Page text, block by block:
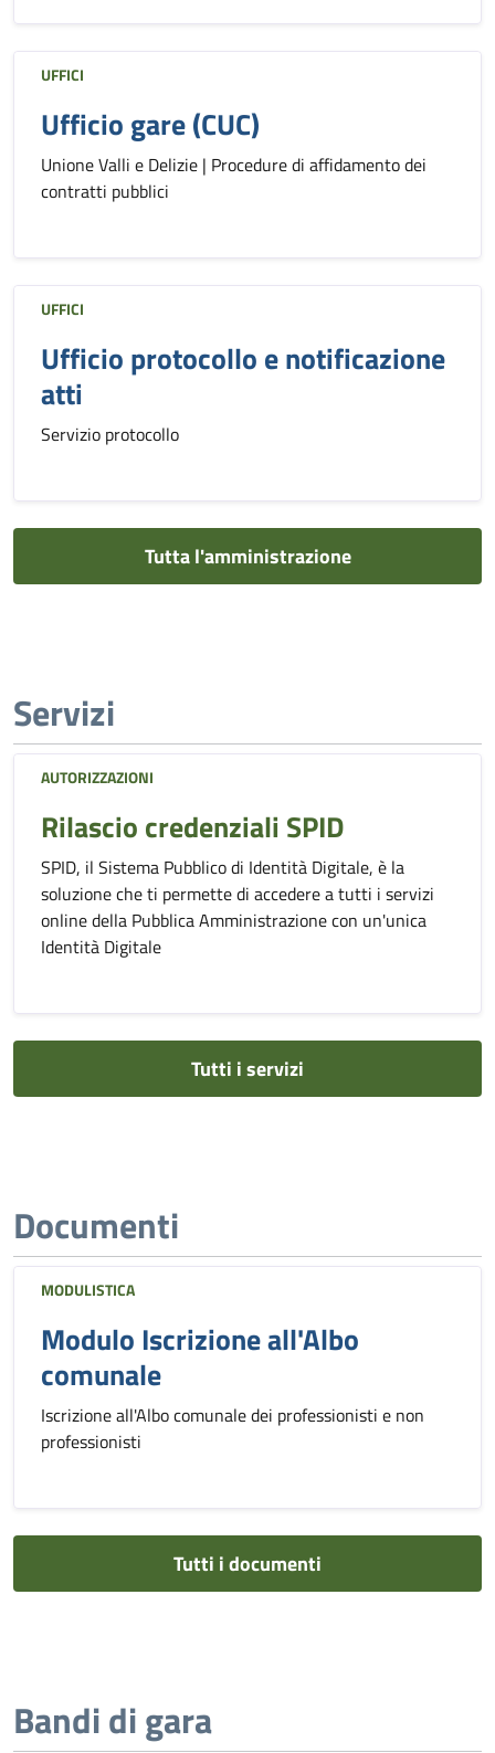
UFFICI
Ufficio gare (CUC)
Unione Valli e Delizie | Procedure di affidamento dei
contratti pubblici
UFFICI
Ufficio protocollo e notificazione
atti
Servizio protocollo
Tutta l'amministrazione
Servizi
AUTORIZZAZIONI
Rilascio credenziali SPID
SPID, il Sistema Pubblico di Identità Digitale, è la
soluzione che ti permette di accedere a tutti i servizi
online della Pubblica Amministrazione con un'unica
Identità Digitale
Tutti i servizi
Documenti
MODULISTICA
Modulo Iscrizione all'Albo
comunale
Iscrizione all'Albo comunale dei professionisti e non
professionisti
Tutti i documenti
Bandi di gara